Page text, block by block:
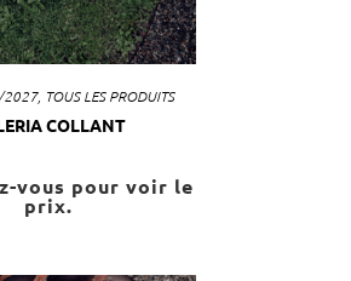
2027, TOUS LES PRODUITS
COLLANT
vous pour voir le
prix.